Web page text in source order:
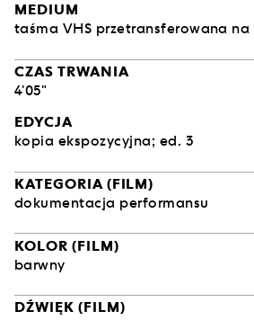
MEDIUM
taśma VHS przetransferowana
CZAS TRWANIA
4'05"
EDYCJA
kopia ekspozycyjna; ed. 3
KATEGORIA (FILM)
dokumentacja performansu
KOLOR (FILM)
barwny
DŹWIĘK (FILM)